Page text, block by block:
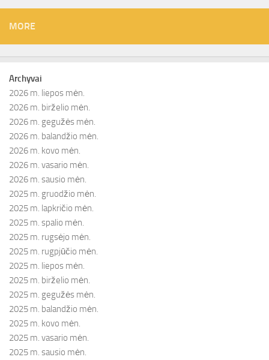
MORE
Archyvai
2026 m. liepos mėn.
2026 m. birželio mėn.
2026 m. gegužės mėn.
2026 m. balandžio mėn.
2026 m. kovo mėn.
2026 m. vasario mėn.
2026 m. sausio mėn.
2025 m. gruodžio mėn.
2025 m. lapkričio mėn.
2025 m. spalio mėn.
2025 m. rugsėjo mėn.
2025 m. rugpjūčio mėn.
2025 m. liepos mėn.
2025 m. birželio mėn.
2025 m. gegužės mėn.
2025 m. balandžio mėn.
2025 m. kovo mėn.
2025 m. vasario mėn.
2025 m. sausio mėn.